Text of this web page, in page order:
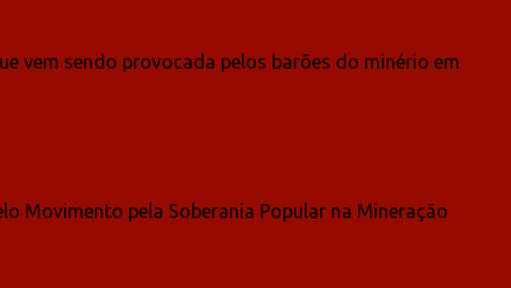
vem sendo provocada pelos barões do minério em
Movimento pela Soberania Popular na Mineração